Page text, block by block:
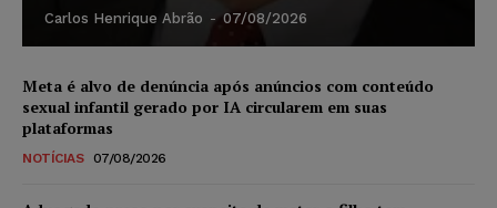
Carlos Henrique Abrão - 07/08/2026
Meta é alvo de denúncia após anúncios com conteúdo
sexual infantil gerado por IA circularem em suas
plataformas
NOTÍCIAS 07/08/2026